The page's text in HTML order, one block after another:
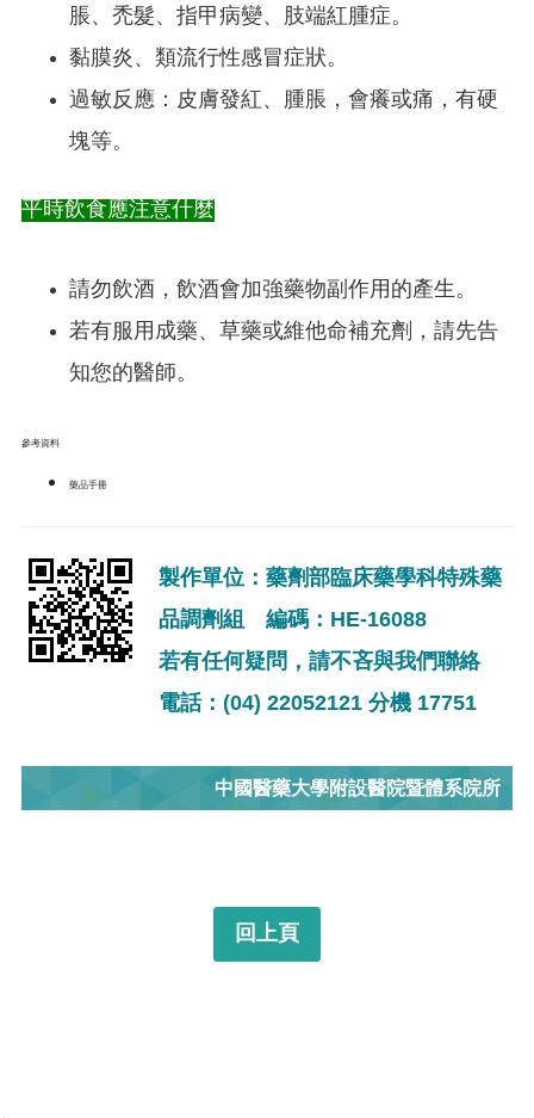
脹、禿髮、指甲病變、肢端紅腫症。
黏膜炎、類流行性感冒症狀。
過敏反應：皮膚發紅、腫脹，會癢或痛，有硬
塊等。
平時飲食應注意什麼
請勿飲酒，飲酒會加強藥物副作用的產生。
若有服用成藥、草藥或維他命補充劑，請先告
知您的醫師。
參考資料
藥品手冊
製作單位：藥劑部臨床藥學科特殊藥
品調劑組 編碼：HE-16088
若有任何疑問，請不吝與我們聯絡
電話：(04) 22052121 分機 17751
中國醫藥大學附設醫院暨體系院所
回上頁